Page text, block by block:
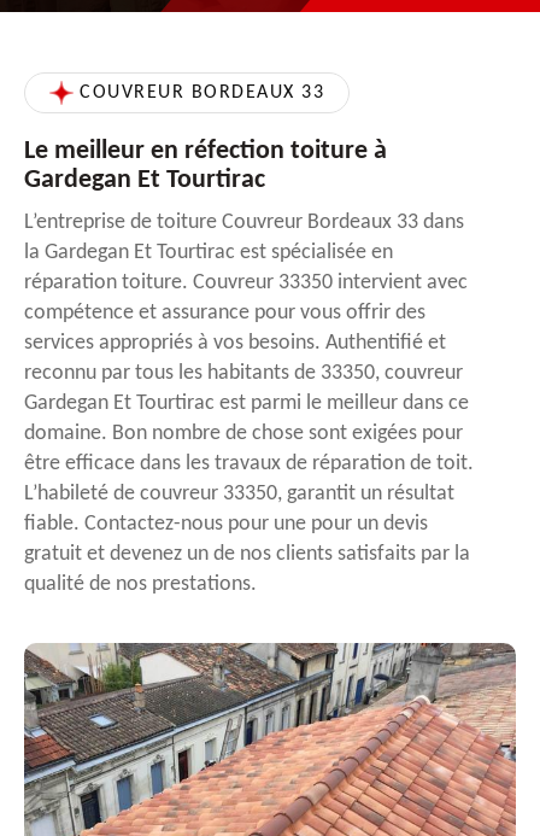
COUVREUR BORDEAUX 33
Le meilleur en réfection toiture à
Gardegan Et Tourtirac
L’entreprise de toiture Couvreur Bordeaux 33 dans
la Gardegan Et Tourtirac est spécialisée en
réparation toiture. Couvreur 33350 intervient avec
compétence et assurance pour vous offrir des
services appropriés à vos besoins. Authentifié et
reconnu par tous les habitants de 33350, couvreur
Gardegan Et Tourtirac est parmi le meilleur dans ce
domaine. Bon nombre de chose sont exigées pour
être efficace dans les travaux de réparation de toit.
L’habileté de couvreur 33350, garantit un résultat
fiable. Contactez-nous pour une pour un devis
gratuit et devenez un de nos clients satisfaits par la
qualité de nos prestations.